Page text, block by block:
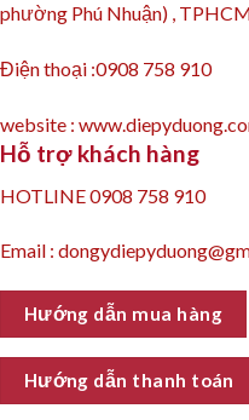
phường Phú Nhuận) ,
Điện thoại :0908 758 910
website :
Hỗ trợ khách hàng
HOTLINE 0908 758 910
Email :
Hướng dẫn mua hàng
Hướng dẫn thanh toán